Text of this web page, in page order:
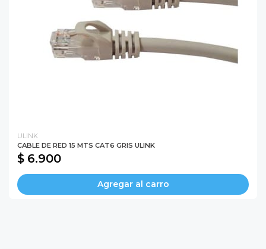
ULINK
CABLE DE RED 15 MTS CAT6 GRIS ULINK
$ 6.900
Agregar al carro